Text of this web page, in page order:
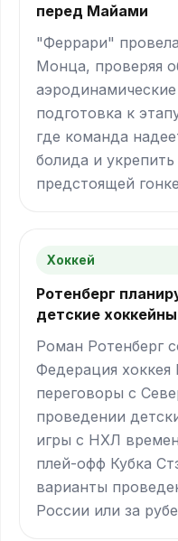
перед Майами
"Феррари"
Монца, проверяя
подготовка к
где команда
болида и
предстоящей
Хоккей
Ротенберг
детские
Роман Ротенберг
Федерация хоккея
переговоры с
проведении
игры с НХЛ
плей-офф Кубка
варианты
России или за